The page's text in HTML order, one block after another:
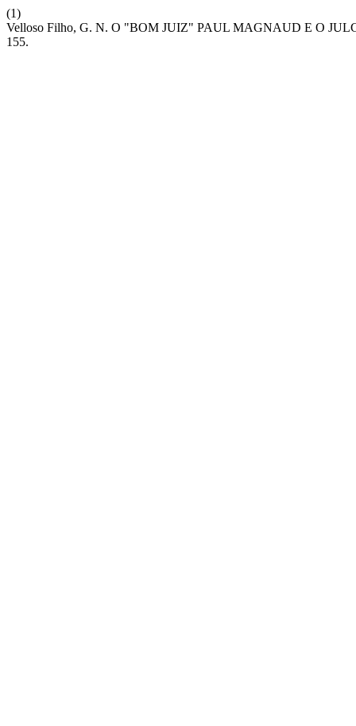
(1)
Velloso Filho, G. N. O "BOM JUIZ" PAUL MAGNAUD E O
155.